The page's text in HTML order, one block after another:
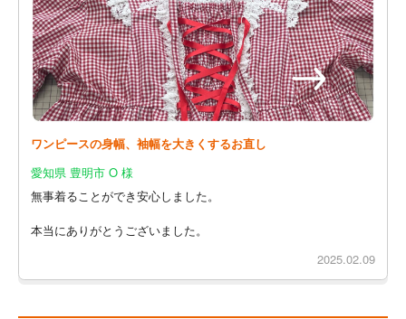
ワンピースの身幅、袖幅を大きくするお直し
愛知県 豊明市 O 様
無事着ることができ安心しました。
本当にありがとうございました。
2025.02.09